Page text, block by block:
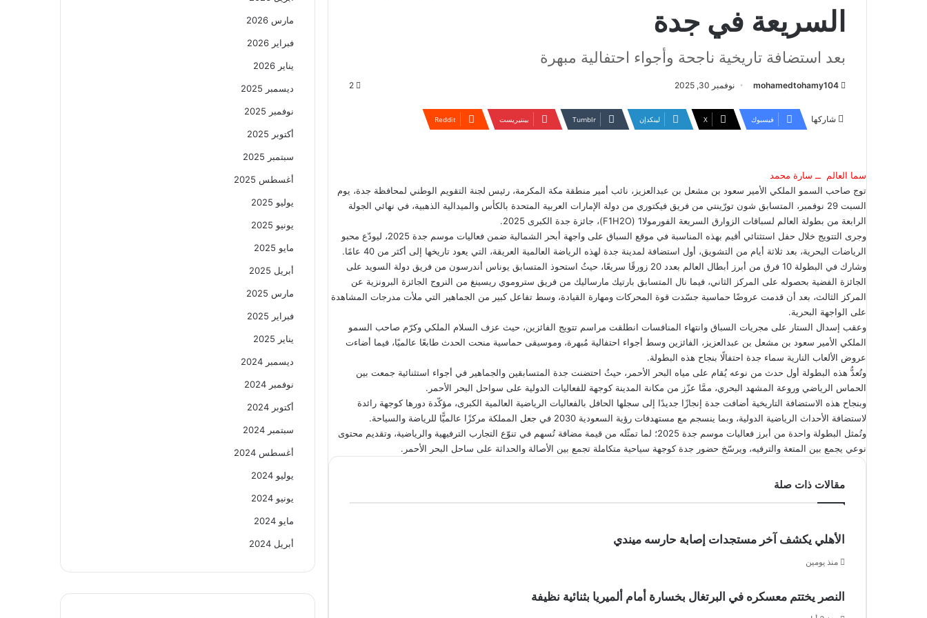
السريعة في جدة
بعد استضافة تاريخية ناجحة وأجواء احتفالية مبهرة
mohamedtohamy104 نوفمبر 30, 2025 2
شاركها فيسبوك ‫X لينكدإن بينتيريست
سما العالم ــ سارة محمد
توج صاحب السمو الملكي الأمير سعود بن مشعل بن عبدالعزيز، نائب أمير منطقة مكة المكرمة، رئيس لجنة التقويم الوطني لمحافظة جدة، يوم
السبت 29 نوفمبر، المتسابق شون تورّينتي من فريق فيكتوري من دولة الإمارات العربية المتحدة بالكأس والميدالية الذهبية، في نهائي الجولة
الرابعة من بطولة العالم لسباقات الزوارق السريعة الفورمولا1 (F1H2O)، جائزة جدة الكبرى 2025.
وجرى التتويج خلال حفل استثنائي أقيم بهذه المناسبة في موقع السباق على واجهة أبحر الشمالية ضمن فعاليات موسم جدة 2025، ليودّع محبو
الرياضات البحرية، بعد ثلاثة أيام من التشويق، أول استضافة لمدينة جدة لهذه الرياضة العالمية العريقة، التي يعود تاريخها إلى أكثر من 40 عامًا.
وشارك في البطولة 10 فرق من أبرز أبطال العالم بعدد 20 زورقًا سريعًا، حيثُ استحوذ المتسابق يوناس أندرسون من فريق دولة السويد على
الجائزة الفضية بحصوله على المركز الثاني، فيما نال المتسابق بارتيك مارساليك من فريق ستروموي ريسينغ من النروج الجائزة البرونزية عن
المركز الثالث، بعد أن قدمت عروضًا حماسية جسّدت قوة المحركات ومهارة القيادة، وسط تفاعل كبير من الجماهير التي ملأت مدرجات المشاهدة
على الواجهة البحرية.
وعقب إسدال الستار على مجريات السباق وانتهاء المنافسات انطلقت مراسم تتويج الفائزين، حيث عزف السلام الملكي وكرّم صاحب السمو
الملكي الأمير سعود بن مشعل بن عبدالعزيز، الفائزين وسط أجواء احتفالية مُبهرة، وموسيقى حماسية منحت الحدث طابعًا عالميًا، فيما أضاءت
عروض الألعاب النارية سماء جدة احتفالًا بنجاح هذه البطولة.
وتُعدُّ هذه البطولة أول حدث من نوعه يُقام على مياه البحر الأحمر، حيثُ احتضنت جدة المتسابقين والجماهير في أجواء استثنائية جمعت بين
الحماس الرياضي وروعة المشهد البحري، ممَّا عزّز من مكانة المدينة كوجهة للفعاليات الدولية على سواحل البحر الأحمر.
وبنجاح هذه الاستضافة التاريخية أضافت جدة إنجازًا جديدًا إلى سجلها الحافل بالفعاليات الرياضية العالمية الكبرى، مؤكّدة دورها كوجهة رائدة
لاستضافة الأحداث الرياضية الدولية، وبما ينسجم مع مستهدفات رؤية السعودية 2030 في جعل المملكة مركزًا عالميًّا للرياضة والسياحة.
وتُمثل البطولة واحدة من أبرز فعاليات موسم جدة 2025؛ لما تمثّله من قيمة مضافة تُسهم في تنوّع التجارب الترفيهية والرياضية، وتقديم محتوى
نوعي يجمع بين المتعة والترفيه، ويرسّخ حضور جدة كوجهة سياحية متكاملة تجمع بين الأصالة والحداثة على ساحل البحر الأحمر.
مقالات ذات صلة
الأهلي يكشف آخر مستجدات إصابة حارسه ميندي
منذ يومين
النصر يختتم معسكره في البرتغال بخسارة أمام ألميريا بثنائية نظيفة
مارس 2026
فبراير 2026
يناير 2026
ديسمبر 2025
نوفمبر 2025
أكتوبر 2025
سبتمبر 2025
أغسطس 2025
يوليو 2025
يونيو 2025
مايو 2025
أبريل 2025
مارس 2025
فبراير 2025
يناير 2025
ديسمبر 2024
نوفمبر 2024
أكتوبر 2024
سبتمبر 2024
أغسطس 2024
يوليو 2024
يونيو 2024
مايو 2024
أبريل 2024